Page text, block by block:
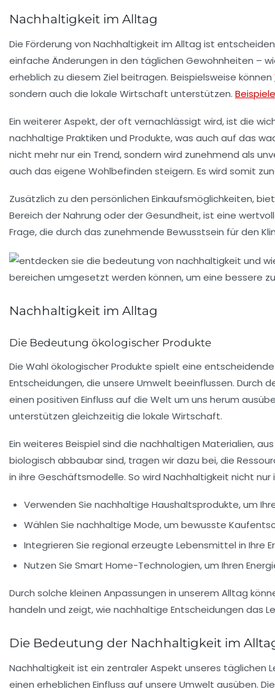
Nachhaltigkeit im Alltag
Die Förderung von Nachhaltigkeit im Alltag ist
einfache Änderungen in den täglichen Gewohnheiten –
erheblich zu diesem Ziel beitragen. Beispielsweise können
sondern auch die lokale Wirtschaft unterstützen.
Ein weiterer Aspekt, der oft vernachlässigt wird, ist die
nachhaltige Praktiken und Produkte, was auch auf das
nicht mehr nur ein Trend, sondern wird zunehmend als
auch das eigene Wohlbefinden steigern. Es wird somit
Zusätzlich zu den persönlichen Einkaufsmöglichkeiten,
Bereich der Nahrung oder der Gesundheit, ist eine
Frage, die durch das zunehmende Bewusstsein für den
Nachhaltigkeit im Alltag
Die Bedeutung ökologischer Produkte
Die Wahl ökologischer Produkte spielt eine
Entscheidungen, die unsere Umwelt beeinflussen. Durch
einen positiven Einfluss auf die Welt um uns herum
unterstützen gleichzeitig die lokale Wirtschaft.
Ein weiteres Beispiel sind die nachhaltigen Materialien,
biologisch abbaubar sind, tragen wir dazu bei, die
in ihre Geschäftsmodelle. So wird Nachhaltigkeit nicht
Verwenden Sie nachhaltige Haushaltsprodukte, um
Wählen Sie nachhaltige Mode, um bewusste
Integrieren Sie regional erzeugte Lebensmittel in Ihre
Nutzen Sie Smart Home-Technologien, um Ihren
Durch solche kleinen Anpassungen in unserem Alltag
handeln und zeigt, wie nachhaltige Entscheidungen das
Die Bedeutung der Nachhaltigkeit im
Nachhaltigkeit ist ein zentraler Aspekt unseres täglichen
einen erheblichen Einfluss auf unsere Umwelt ausüben.